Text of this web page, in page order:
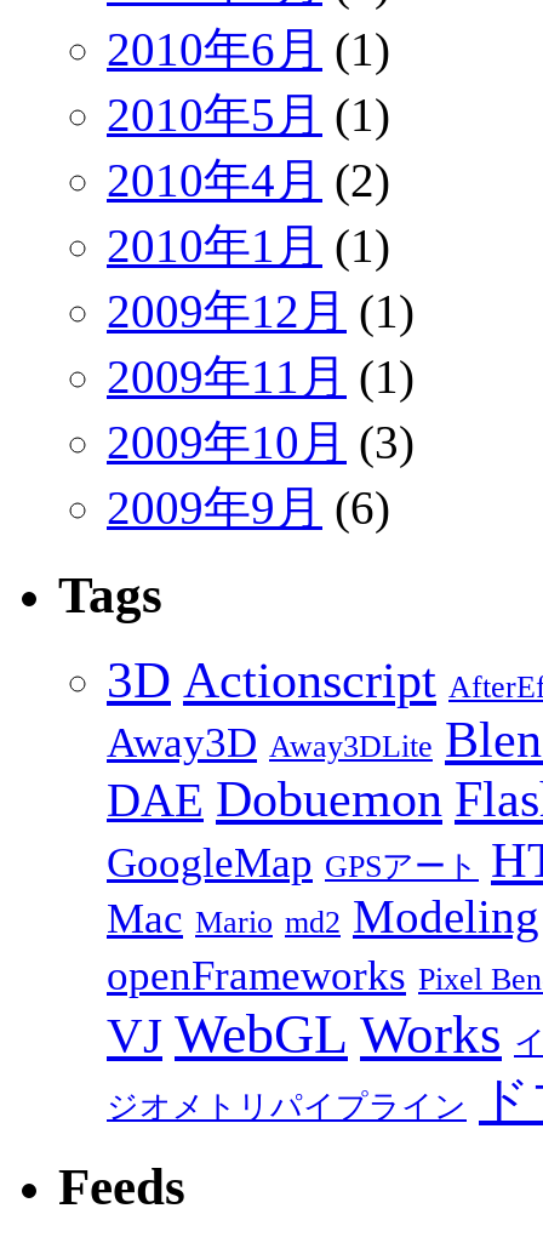
2010年6月 (1)
2010年5月 (1)
2010年4月 (2)
2010年1月 (1)
2009年12月 (1)
2009年11月 (1)
2009年10月 (3)
2009年9月 (6)
Tags
3D Actionscript
Away3D Away3DLite
DAE Dobuemon
GoogleMap GPSアート
Mac Mario md2 Modeling
openFrameworks Pixel
VJ WebGL Works
ジオメトリパイプライン
Feeds